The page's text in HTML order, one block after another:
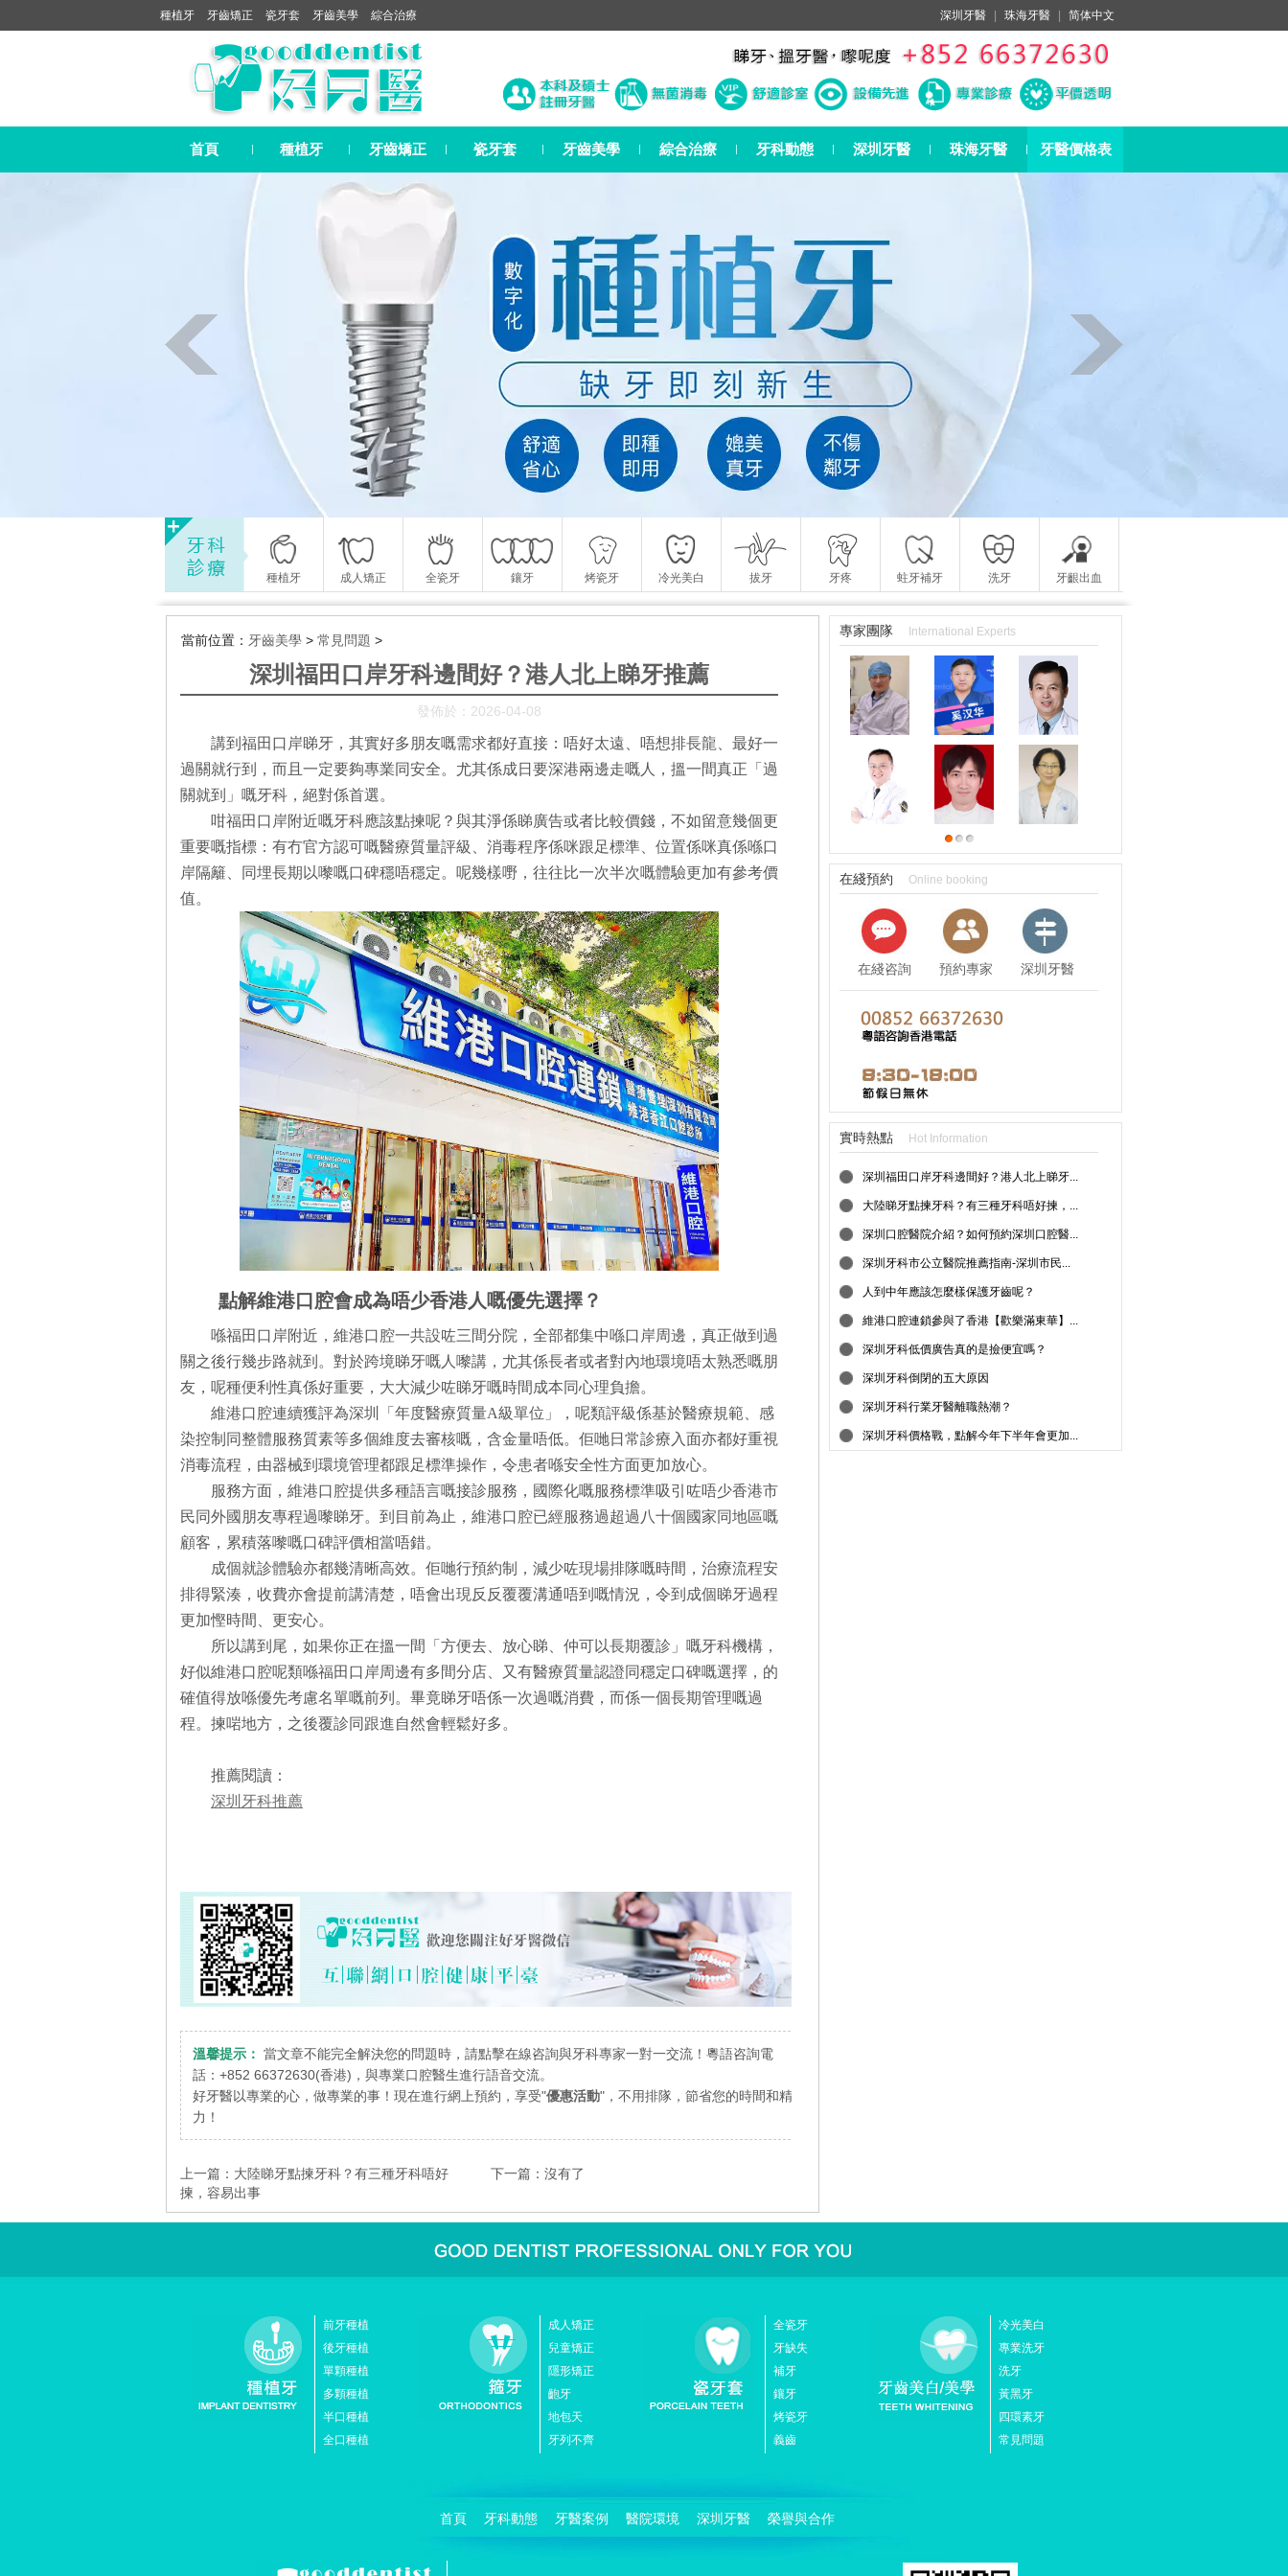
種植牙 牙齒矯正 瓷牙套 牙齒美學 綜合治療 深圳牙醫 珠海牙醫 简体中文
首頁 種植牙 牙齒矯正 瓷牙套 牙齒美學 綜合治療 牙科動態 深圳牙醫 珠海牙醫 牙醫價格表
種植牙 成人矯正 全瓷牙 鑲牙 烤瓷牙 冷光美白 拔牙 牙疼 蛀牙補牙 洗牙 牙齦出血
當前位置： 牙齒美學 > 常見問題 >
深圳福田口岸牙科邊間好？港人北上睇牙推薦
發佈於：2026-04-08
講到福田口岸睇牙，其實好多朋友嘅需求都好直接：唔好太遠、唔想排長龍、最好一
過關就行到，而且一定要夠專業同安全。尤其係成日要深港兩邊走嘅人，搵一間真正「過
關就到」嘅牙科，絕對係首選。
咁福田口岸附近嘅牙科應該點揀呢？與其淨係睇廣告或者比較價錢，不如留意幾個更
重要嘅指標：有冇官方認可嘅醫療質量評級、消毒程序係咪跟足標準、位置係咪真係喺口
岸隔籬、同埋長期以嚟嘅口碑穩唔穩定。呢幾樣嘢，往往比一次半次嘅體驗更加有參考價
值。
點解維港口腔會成為唔少香港人嘅優先選擇？
喺福田口岸附近，維港口腔一共設咗三間分院，全部都集中喺口岸周邊，真正做到過
關之後行幾步路就到。對於跨境睇牙嘅人嚟講，尤其係長者或者對內地環境唔太熟悉嘅朋
友，呢種便利性真係好重要，大大減少咗睇牙嘅時間成本同心理負擔。
維港口腔連續獲評為深圳「年度醫療質量A級單位」，呢類評級係基於醫療規範、感
染控制同整體服務質素等多個維度去審核嘅，含金量唔低。佢哋日常診療入面亦都好重視
消毒流程，由器械到環境管理都跟足標準操作，令患者喺安全性方面更加放心。
服務方面，維港口腔提供多種語言嘅接診服務，國際化嘅服務標準吸引咗唔少香港市
民同外國朋友專程過嚟睇牙。到目前為止，維港口腔已經服務過超過八十個國家同地區嘅
顧客，累積落嚟嘅口碑評價相當唔錯。
成個就診體驗亦都幾清晰高效。佢哋行預約制，減少咗現場排隊嘅時間，治療流程安
排得緊湊，收費亦會提前講清楚，唔會出現反反覆覆溝通唔到嘅情況，令到成個睇牙過程
更加慳時間、更安心。
所以講到尾，如果你正在搵一間「方便去、放心睇、仲可以長期覆診」嘅牙科機構，
好似維港口腔呢類喺福田口岸周邊有多間分店、又有醫療質量認證同穩定口碑嘅選擇，的
確值得放喺優先考慮名單嘅前列。畢竟睇牙唔係一次過嘅消費，而係一個長期管理嘅過
程。揀啱地方，之後覆診同跟進自然會輕鬆好多。
推薦閱讀：
深圳牙科推薦
溫馨提示： 當文章不能完全解決您的問題時，請點擊在線咨詢與牙科專家一對一交流！粵語咨詢電
話：+852 66372630(香港)，與專業口腔醫生進行語音交流。
好牙醫以專業的心，做專業的事！現在進行網上預約，享受"優惠活動"，不用排隊，節省您的時間和精
力！
上一篇： 大陸睇牙點揀牙科？有三種牙科唔好
揀，容易出事
下一篇：沒有了
專家團隊 International Experts
在綫預約 Online booking
在綫咨詢 預約專家
深圳牙醫
實時熱點 Hot Information
深圳福田口岸牙科邊間好？港人北上睇牙...
大陸睇牙點揀牙科？有三種牙科唔好揀，...
深圳口腔醫院介紹？如何預約深圳口腔醫...
深圳牙科市公立醫院推薦指南-深圳市民...
人到中年應該怎麼樣保護牙齒呢？
維港口腔連鎖參與了香港【歡樂滿東華】...
深圳牙科低價廣告真的是撿便宜嗎？
深圳牙科倒閉的五大原因
深圳牙科行業牙醫離職熱潮？
深圳牙科價格戰，點解今年下半年會更加...
前牙種植
後牙種植
單顆種植
多顆種植
半口種植
全口種植
成人矯正
兒童矯正
隱形矯正
齙牙
地包天
牙列不齊
全瓷牙
牙缺失
補牙
鑲牙
烤瓷牙
義齒
冷光美白
專業洗牙
洗牙
黃黑牙
四環素牙
常見問題
首頁 牙科動態 牙醫案例 醫院環境 深圳牙醫 榮譽與合作